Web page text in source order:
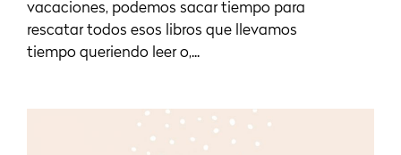
vacaciones, podemos sacar tiempo para
rescatar todos esos libros que llevamos
tiempo queriendo leer o,...